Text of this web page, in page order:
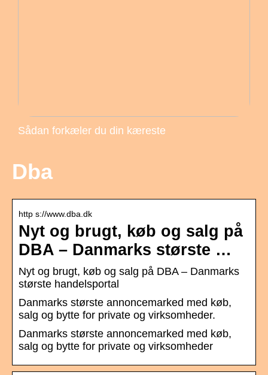
Sådan forkæler du din kæreste
Dba
http s://www.dba.dk
Nyt og brugt, køb og salg på
DBA – Danmarks største …
Nyt og brugt, køb og salg på DBA – Danmarks
største handelsportal
Danmarks største annoncemarked med køb,
salg og bytte for private og virksomheder.
Danmarks største annoncemarked med køb,
salg og bytte for private og virksomheder